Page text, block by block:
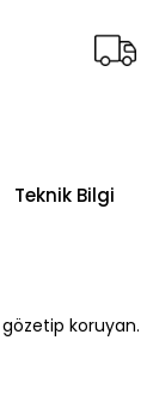
Teknik Bilgi
koruyan.